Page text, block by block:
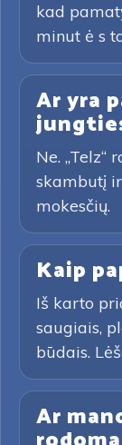
kad
minut ė s
Ar yra
Ne. „Telz“
skambutį
mokesčių.
Kaip
Iš karto
saugiais,
būdais.
Ar